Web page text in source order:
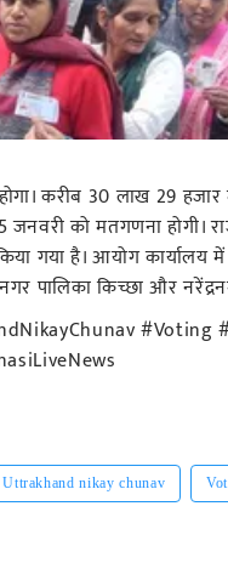
करीब 30 लाख 29
जनवरी को मतगणना
गया है। आयोग कार्यालय में
पालिका किच्छा और
#Voting
Uttrakhand nikay chunav